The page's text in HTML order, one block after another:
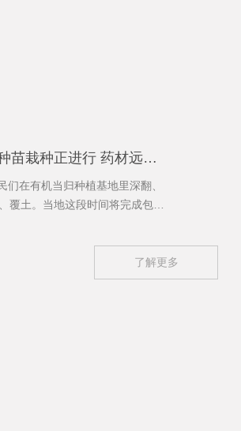
65万亩中药材种苗栽种正进行 药材远销20多个国家和地区
在有机当归种植基地里深翻、
覆土。当地这段时间将完成包括
了解更多